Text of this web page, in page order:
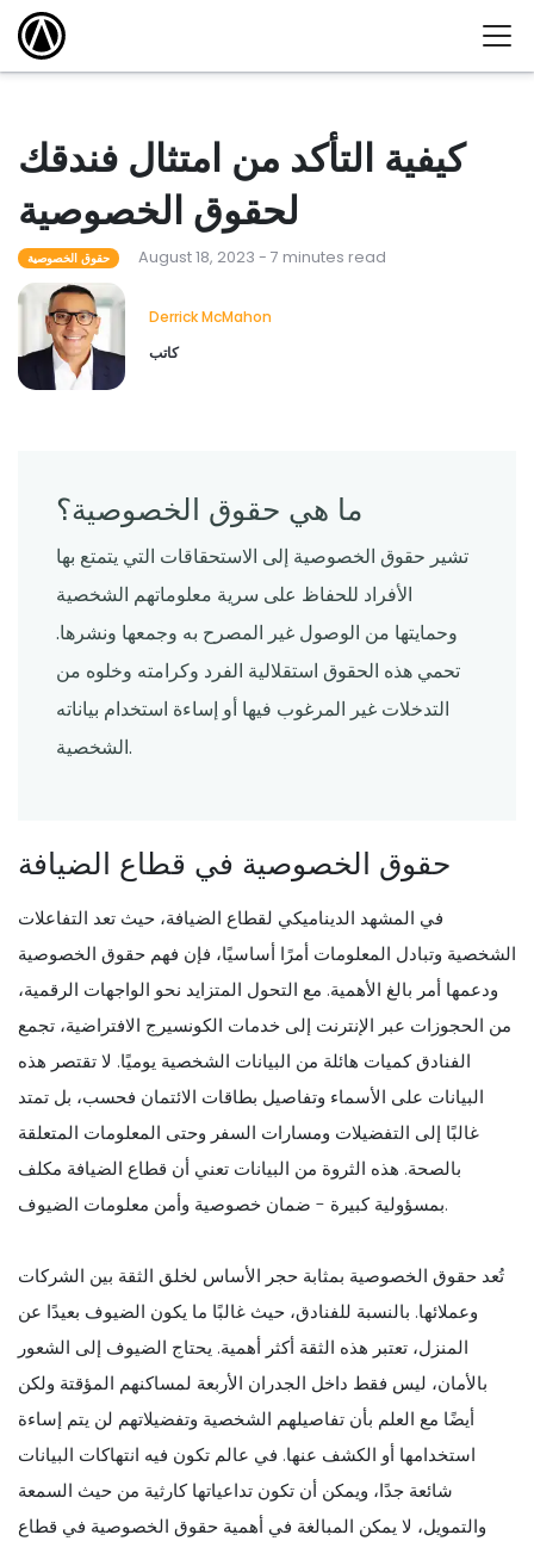
كيفية التأكد من امتثال فندقك
لحقوق الخصوصية
حقوق الخصوصية August 18, 2023 - 7 minutes read
Derrick McMahon
كاتب
ما هي حقوق الخصوصية؟
تشير حقوق الخصوصية إلى الاستحقاقات التي يتمتع بها
الأفراد للحفاظ على سرية معلوماتهم الشخصية
وحمايتها من الوصول غير المصرح به وجمعها ونشرها.
تحمي هذه الحقوق استقلالية الفرد وكرامته وخلوه من
التدخلات غير المرغوب فيها أو إساءة استخدام بياناته
الشخصية.
حقوق الخصوصية في قطاع الضيافة
في المشهد الديناميكي لقطاع الضيافة، حيث تعد التفاعلات
الشخصية وتبادل المعلومات أمرًا أساسيًا، فإن فهم حقوق الخصوصية
ودعمها أمر بالغ الأهمية. مع التحول المتزايد نحو الواجهات الرقمية،
من الحجوزات عبر الإنترنت إلى خدمات الكونسيرج الافتراضية، تجمع
الفنادق كميات هائلة من البيانات الشخصية يوميًا. لا تقتصر هذه
البيانات على الأسماء وتفاصيل بطاقات الائتمان فحسب، بل تمتد
غالبًا إلى التفضيلات ومسارات السفر وحتى المعلومات المتعلقة
بالصحة. هذه الثروة من البيانات تعني أن قطاع الضيافة مكلف
بمسؤولية كبيرة - ضمان خصوصية وأمن معلومات الضيوف.
تُعد حقوق الخصوصية بمثابة حجر الأساس لخلق الثقة بين الشركات
وعملائها. بالنسبة للفنادق، حيث غالبًا ما يكون الضيوف بعيدًا عن
المنزل، تعتبر هذه الثقة أكثر أهمية. يحتاج الضيوف إلى الشعور
بالأمان، ليس فقط داخل الجدران الأربعة لمساكنهم المؤقتة ولكن
أيضًا مع العلم بأن تفاصيلهم الشخصية وتفضيلاتهم لن يتم إساءة
استخدامها أو الكشف عنها. في عالم تكون فيه انتهاكات البيانات
شائعة جدًا، ويمكن أن تكون تداعياتها كارثية من حيث السمعة
والتمويل، لا يمكن المبالغة في أهمية حقوق الخصوصية في قطاع